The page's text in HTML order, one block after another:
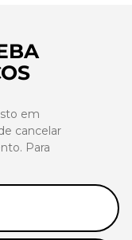
em
cancelar
Para